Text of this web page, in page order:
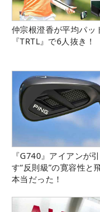
仲宗根澄香が平均パッ
『TRTL』で6人抜き！
『G740』アイアンが
す“反則級”の寛容性と
本当だった！